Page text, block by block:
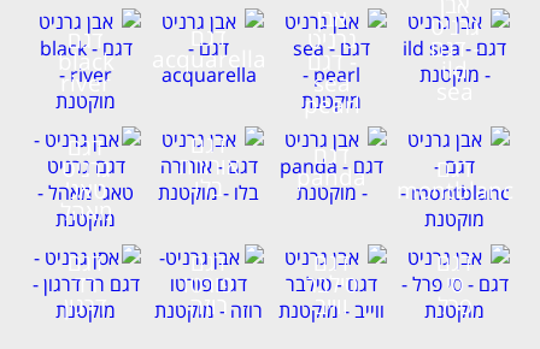
גרניט
- דגם
ild
sea
אבן
גרניט
- דגם
sea
pearl
דגם
acquarella
דגם
black
river
דגם
montblanc
דגם
panda
דגם
אורורה
בלו
דגם
גרניט
טאג'
מאהל
דגם
סי
פרל
דגם
סילבר
ווייב
דגם
פורטו
רוזה
דגם
רד
דרגון